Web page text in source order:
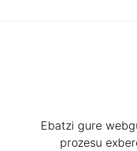
Ebatzi gure
prozesu